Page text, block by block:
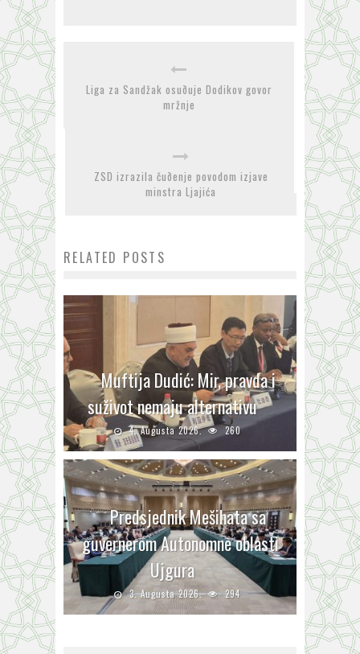
Liga za Sandžak osuðuje Dodikov govor
mržnje
ZSD izrazila čuðenje povodom izjave
minstra Ljajića
RELATED POSTS
Muftija Dudić: Mir, pravda i
suživot nemaju alternativu
4. Augusta 2026. 260
Predsjednik Mešihata sa
guvernerom Autonomne oblasti
Ujgura
3. Augusta 2026. 294